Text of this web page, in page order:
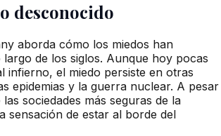
desconocido
aborda cómo los miedos han
de los siglos. Aunque hoy pocas
infierno, el miedo persiste en otras
epidemias y la guerra nuclear. A pesar
sociedades más seguras de la
sensación de estar al borde del